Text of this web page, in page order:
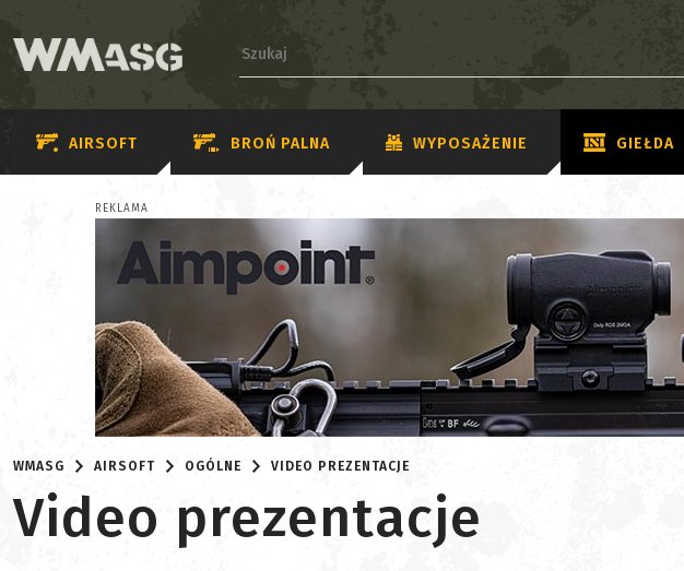
AIRSOFT BROŃ PALNA WYPOSAŻENIE GIEŁDA
REKLAMA
WMASG AIRSOFT OGÓLNE VIDEO PREZENTACJE
Video prezentacje